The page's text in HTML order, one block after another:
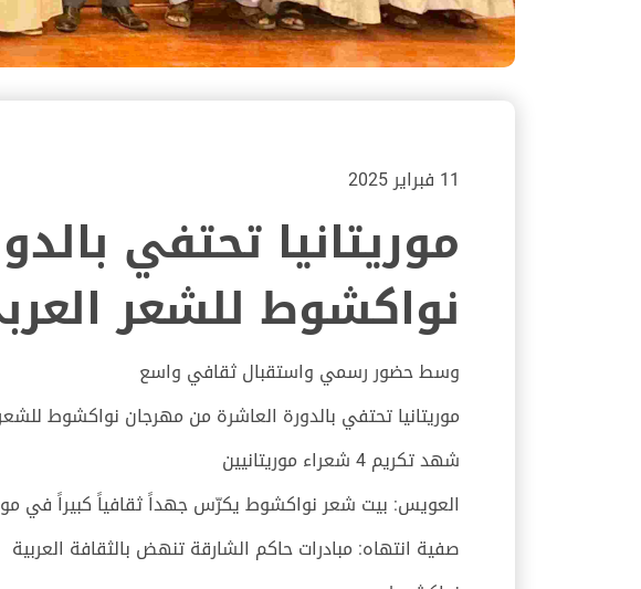
11 فبراير 2025
موريتانيا تحتفي
نواكشوط للشعر
وسط حضور رسمي واستقبال ثقافي واسع
موريتانيا تحتفي بالدورة العاشرة من مهرجان نواكشوط
شهد تكريم 4 شعراء موريتانيين
العويس: بيت شعر نواكشوط يكرّس جهداً ثقافياً كبيراً في
صفية انتهاه: مبادرات حاكم الشارقة تنهض بالثقافة العربية